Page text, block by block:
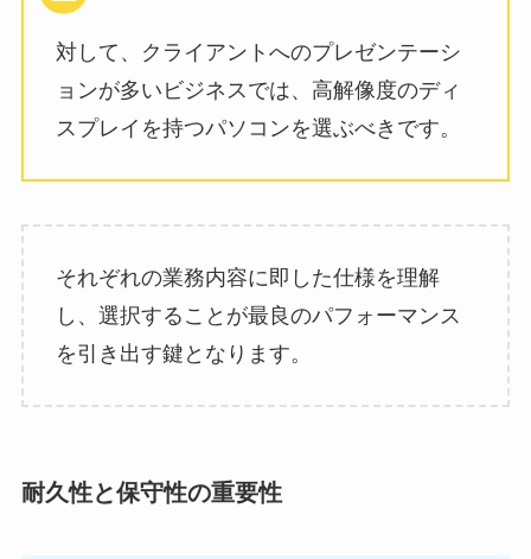
対して、クライアントへのプレゼンテーシ
ョンが多いビジネスでは、高解像度のディ
スプレイを持つパソコンを選ぶべきです。
それぞれの業務内容に即した仕様を理解
し、選択することが最良のパフォーマンス
を引き出す鍵となります。
耐久性と保守性の重要性